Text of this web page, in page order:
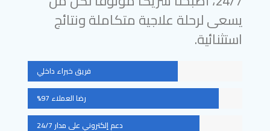
يسعى لرحلة علاجية متكاملة ونتائج
استثنائية.
فريق خبراء داخلي
رضا العملاء 97%
دعم إلكتروني على مدار 24/7